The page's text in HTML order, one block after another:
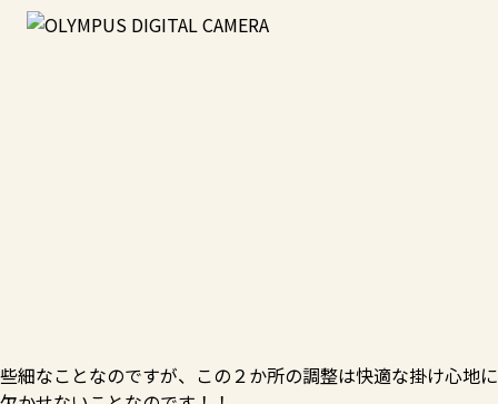
些細なことなのですが、この２か所の調整は快適な掛け心地に